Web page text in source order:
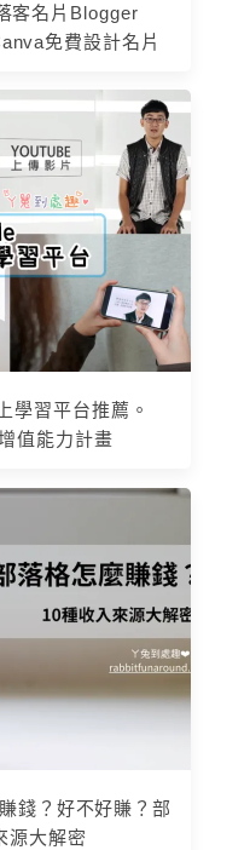
客名片Blogger
免費設計名片
學習平台推薦。
值能力計畫
錢？好不好賺？部
源大解密